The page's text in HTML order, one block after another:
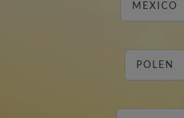
MEXICO
POLEN